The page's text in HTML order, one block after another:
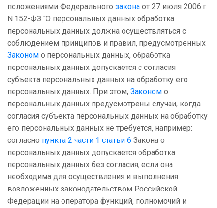
положениями Федерального закона от 27 июля 2006 г.
N 152-ФЗ "О персональных данных обработка
персональных данных должна осуществляться с
соблюдением принципов и правил, предусмотренных
Законом о персональных данных, обработка
персональных данных допускается с согласия
субъекта персональных данных на обработку его
персональных данных. При этом, Законом о
персональных данных предусмотрены случаи, когда
согласия субъекта персональных данных на обработку
его персональных данных не требуется, например:
согласно пункта 2 части 1 статьи 6 Закона о
персональных данных допускается обработка
персональных данных без согласия, если она
необходима для осуществления и выполнения
возложенных законодательством Российской
Федерации на оператора функций, полномочий и